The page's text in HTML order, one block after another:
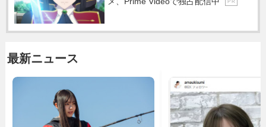
P R
最新ニュース